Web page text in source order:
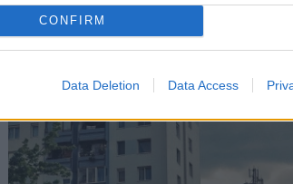
CONFIRM
Data Deletion Data Access
A nyári hőségben könnyen megugorhat a
villanyszámla, ha a háztartási gépeket és